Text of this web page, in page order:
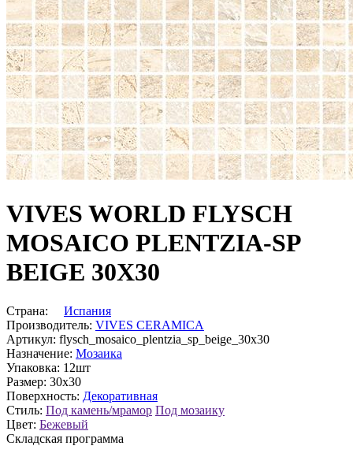
VIVES WORLD FLYSCH
MOSAICO PLENTZIA-SP
BEIGE 30X30
Страна:
Испания
Производитель: VIVES CERAMICA
Артикул: flysch_mosaico_plentzia_sp_beige_30x30
Назначение: Мозаика
Упаковка: 12шт
Размер: 30x30
Поверхность: Декоративная
Стиль: Под камень/мрамор Под мозаику
Цвет: Бежевый
Складская программа